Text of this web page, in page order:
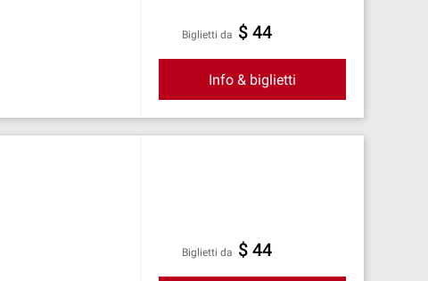
Biglietti da $ 44
Info & biglietti
Biglietti da $ 44